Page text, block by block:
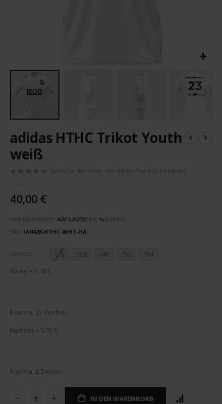
Anfang
der
Bildergalerie
adidas HTHC Trikot Youth
weiß
Seien Sie der erste, der dieses Produkt bewertet
40,00 €
VERFÜGBARKEIT: AUF LAGERNUR %1 ÜBRIG
SKU IA0428-HTHC-WHT-HA
GRÖSSE 116 128 140 152
164
Name + 5,00 €
Maximal 25 Zeichen
Number + 5,00 €
Maximal 2 Zeichen
IN DEN WARENKORB